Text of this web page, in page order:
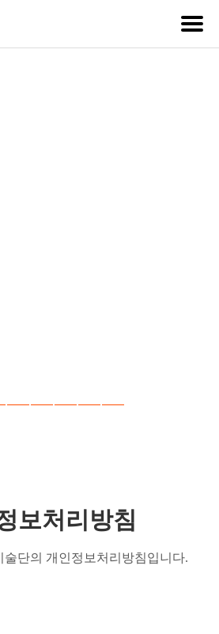
보처리방침
단의 개인정보처리방침입니다.